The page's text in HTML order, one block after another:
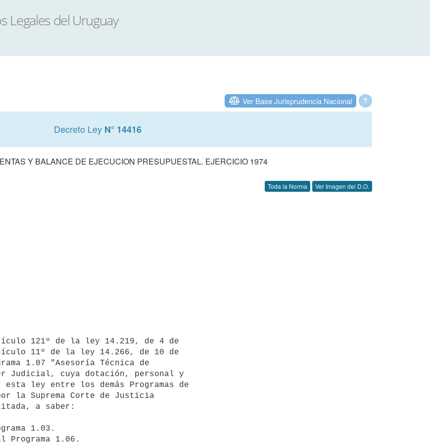
?
Ver Base Jurisprudencia Nacional
Decreto Ley N° 14416
Y BALANCE DE EJECUCION PRESUPUESTAL. EJERCICIO 1974
Toda la Norma Ver Imagen del D.O.
121º de la ley 14.219, de 4 de
11º de la ley 14.266, de 10 de
1.07 "Asesoría Técnica de
Judicial, cuya dotación, personal y
ley entre los demás Programas de
la Suprema Corte de Justicia
a saber: